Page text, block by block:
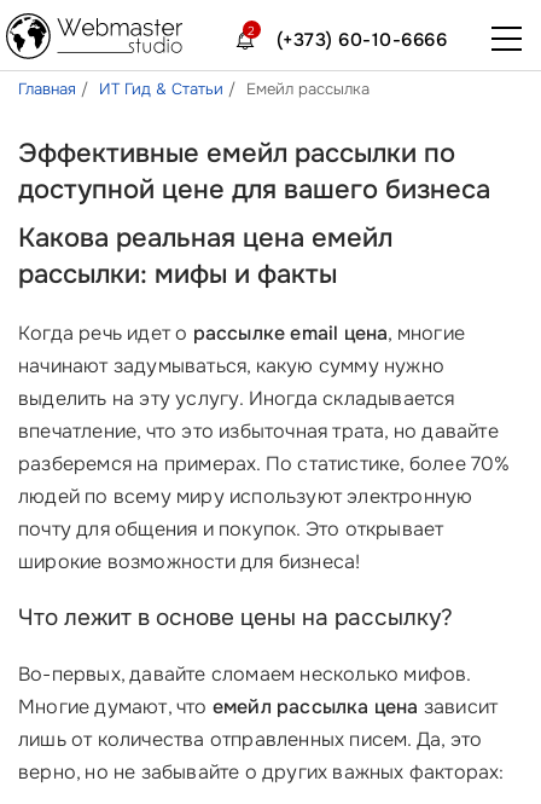
(+373) 60-10-6666
2
Главная ИТ Гид & Статьи Емейл рассылка
Эффективные емейл рассылки по
доступной цене для вашего бизнеса
Какова реальная цена емейл
рассылки: мифы и факты
Когда речь идет о рассылке email цена, многие
начинают задумываться, какую сумму нужно
выделить на эту услугу. Иногда складывается
впечатление, что это избыточная трата, но давайте
разберемся на примерах. По статистике, более 70%
людей по всему миру используют электронную
почту для общения и покупок. Это открывает
широкие возможности для бизнеса!
Что лежит в основе цены на рассылку?
Во-первых, давайте сломаем несколько мифов.
Многие думают, что емейл рассылка цена зависит
лишь от количества отправленных писем. Да, это
верно, но не забывайте о других важных факторах: